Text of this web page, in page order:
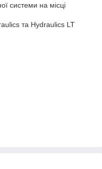
системи на місці
та Hydraulics LT